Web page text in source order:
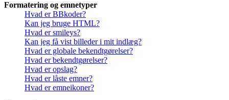
Formatering og emnetyper
Hvad er BBkoder?
Kan jeg bruge HTML?
Hvad er smileys?
Kan jeg få vist billeder i mit indlæg?
Hvad er globale bekendtgørelser?
Hvad er bekendtgørelser?
Hvad er opslag?
Hvad er låste emner?
Hvad er emneikoner?